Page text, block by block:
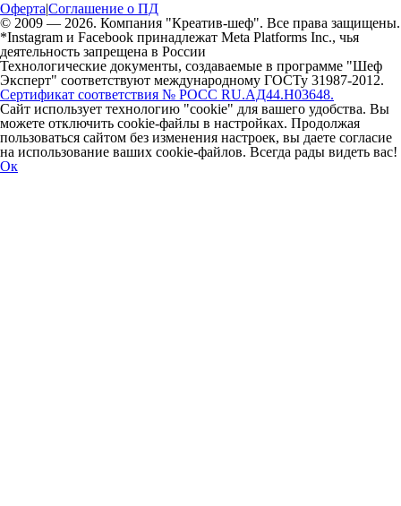
Оферта|Соглашение о ПД
© 2009 — 2026. Компания "Креатив-шеф". Все права защищены.
*Instagram и Facebook принадлежат Meta Platforms Inc., чья
деятельность запрещена в России
Технологические документы, создаваемые в программе "Шеф
Эксперт" соответствуют международному ГОСТу 31987-2012.
Сертификат соответствия № РОСС RU.АД44.Н03648.
Сайт использует технологию "cookie" для вашего удобства. Вы
можете отключить cookie-файлы в настройках. Продолжая
пользоваться сайтом без изменения настроек, вы даете согласие
на использование ваших cookie-файлов. Всегда рады видеть вас!
Ок